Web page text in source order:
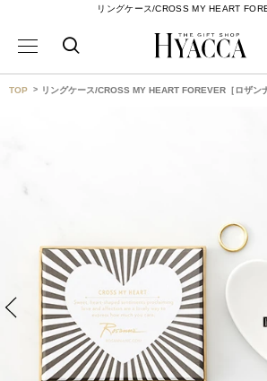
リングケース/CROSS MY HEART
TOP リングケース/CROSS MY HEART FOREVER［ロザン